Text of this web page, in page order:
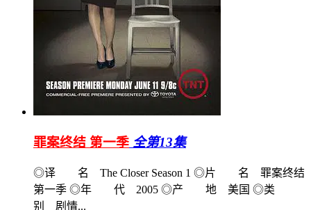
罪案终结 第一季 全第13集
◎译 名 The Closer Season 1 ◎片 名 罪案终结
第一季 ◎年 代 2005 ◎产 地 美国 ◎类
别 剧情...